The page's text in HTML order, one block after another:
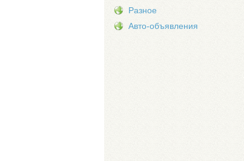
Разное
Авто-объявления